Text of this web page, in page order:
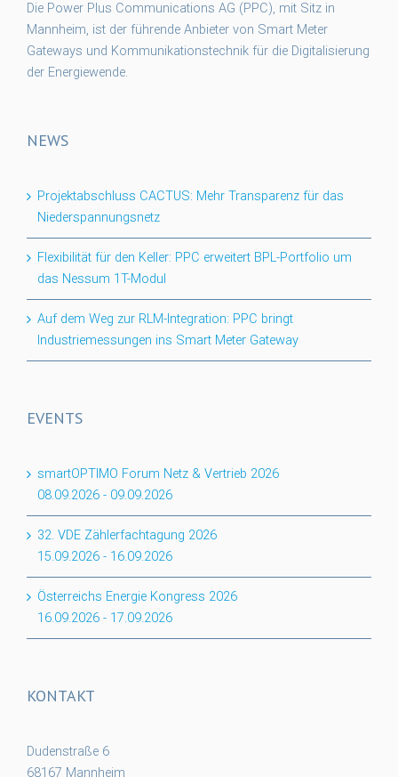
Die Power Plus Communications AG (PPC), mit Sitz in
Mannheim, ist der führende Anbieter von Smart Meter
Gateways und Kommunikationstechnik für die Digitalisierung
der Energiewende.
NEWS
Projektabschluss CACTUS: Mehr Transparenz für das
Niederspannungsnetz
Flexibilität für den Keller: PPC erweitert BPL-Portfolio um
das Nessum 1T-Modul
Auf dem Weg zur RLM-Integration: PPC bringt
Industriemessungen ins Smart Meter Gateway
EVENTS
smartOPTIMO Forum Netz & Vertrieb 2026
08.09.2026 - 09.09.2026
32. VDE Zählerfachtagung 2026
15.09.2026 - 16.09.2026
Österreichs Energie Kongress 2026
16.09.2026 - 17.09.2026
KONTAKT
Dudenstraße 6
68167 Mannheim